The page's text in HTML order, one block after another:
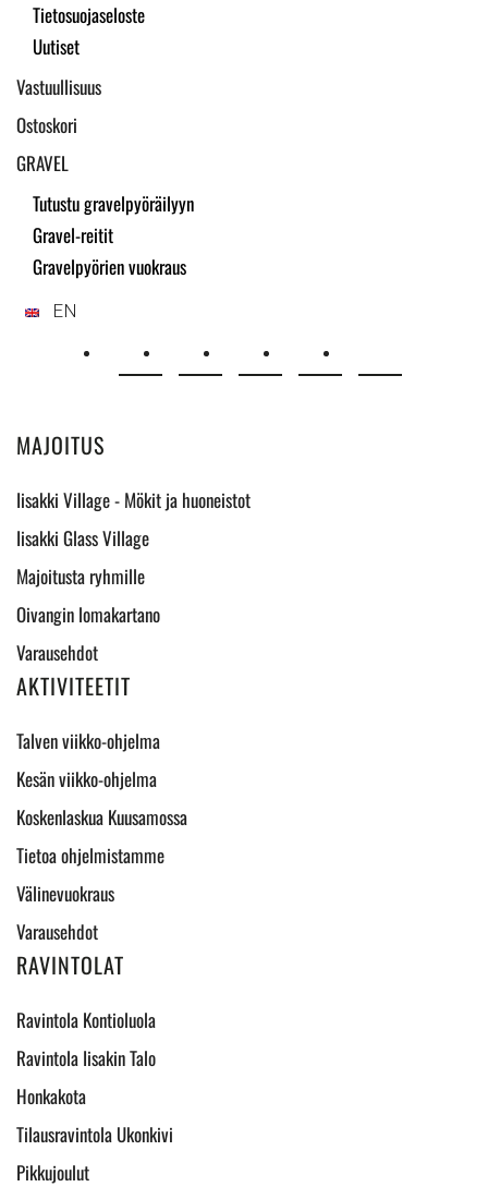
Tietosuojaseloste
Uutiset
Vastuullisuus
Ostoskori
GRAVEL
Tutustu gravelpyöräilyyn
Gravel-reitit
Gravelpyörien vuokraus
EN
MAJOITUS
Iisakki Village - Mökit ja huoneistot
Iisakki Glass Village
Majoitusta ryhmille
Oivangin lomakartano
Varausehdot
AKTIVITEETIT
Talven viikko-ohjelma
Kesän viikko-ohjelma
Koskenlaskua Kuusamossa
Tietoa ohjelmistamme
Välinevuokraus
Varausehdot
RAVINTOLAT
Ravintola Kontioluola
Ravintola Iisakin Talo
Honkakota
Tilausravintola Ukonkivi
Pikkujoulut